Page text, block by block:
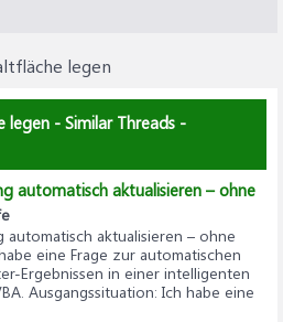
legen
- Similar Threads -
automatisch aktualisieren – ohne
aktualisieren – ohne
eine Frage zur automatischen
Ergebnissen in einer intelligenten
Ausgangssituation: Ich habe eine